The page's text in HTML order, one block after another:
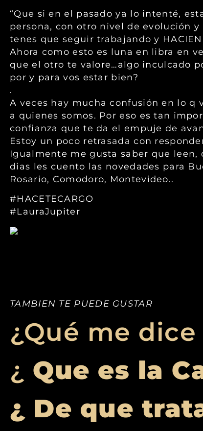
“Que si en el pasado ya lo intenté,
persona, con otro nivel de evolución
tenes que seguir trabajando y
Ahora como esto es luna en libra en
que el otro te valore…algo inculcado
por y para vos estar bien?
.
A veces hay mucha confusión en lo q
a quienes somos. Por eso es tan
confianza que te da el empuje de
Estoy un poco retrasada con
Igualmente me gusta saber que leen,
dias les cuento las novedades para
Rosario, Comodoro, Montevideo..
#HACETECARGO
#LauraJupiter
TAMBIEN TE PUEDE GUSTAR
¿Qué me
¿ Que es la
¿ De que